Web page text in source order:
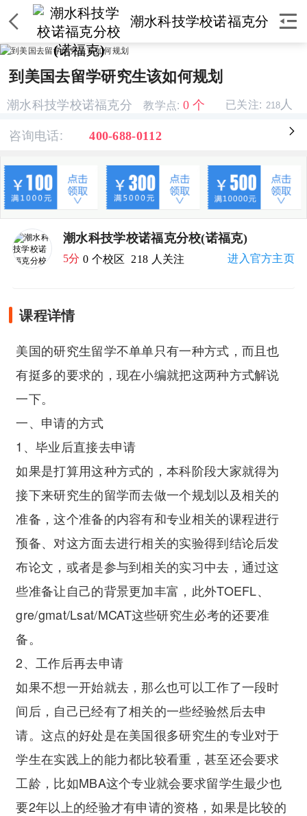
潮水科技学校诺福克分
 
到美国去留学研究生该如何规划
潮水科技学校诺福克分
教学点: 0 个 已关注: 218 人
咨询电话: 400-688-0112 
潮水科技学校诺福克分校(诺福克)
5分 0 个校区 218 人关注 进入官方主页
课程详情
美国的研究生留学不单单只有一种方式，而且也
有挺多的要求的，现在小编就把这两种方式解说
一下。
一、申请的方式
1、毕业后直接去申请
如果是打算用这种方式的，本科阶段大家就得为
接下来研究生的留学而去做一个规划以及相关的
准备，这个准备的内容有和专业相关的课程进行
预备、对这方面去进行相关的实验得到结论后发
布论文，或者是参与到相关的实习中去，通过这
些准备让自己的背景更加丰富，此外TOEFL、
gre/gmat/Lsat/MCAT这些研究生必考的还要准
备。
2、工作后再去申请
如果不想一开始就去，那么也可以工作了一段时
间后，自己已经有了相关的一些经验然后去申
请。这点的好处是在美国很多研究生的专业对于
学生在实践上的能力都比较看重，甚至还会要求
工龄，比如MBA这个专业就会要求留学生最少也
要2年以上的经验才有申请的资格，如果是比较的